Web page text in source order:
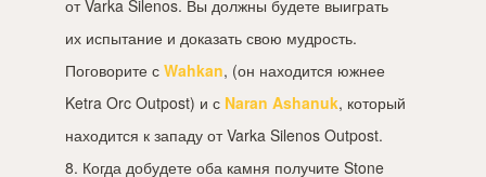
от Varka Silenos. Вы должны будете выиграть
их испытание и доказать свою мудрость.
Поговорите с Wahkan, (он находится южнее
Ketra Orc Outpost) и с Naran Ashanuk, который
находится к западу от Varka Silenos Outpost.
8. Когда добудете оба камня получите Stone